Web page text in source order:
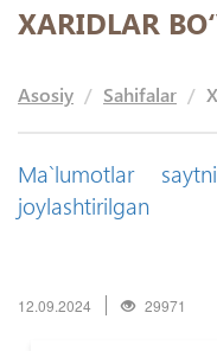
XARIDLAR
Asosiy Sahifalar
Ma`lumotlar
joylashtirilgan
12.09.2024 29971